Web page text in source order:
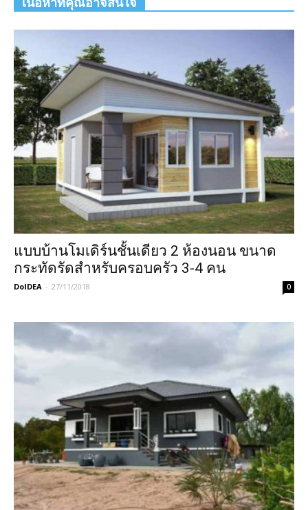
แบบบ้านโมเดิร์นชั้นเดียว 2 ห้องนอน ขนาด
กระทัดรัดสำหรับครอบครัว 3-4 คน
DoIDEA - 27/11/2018 0